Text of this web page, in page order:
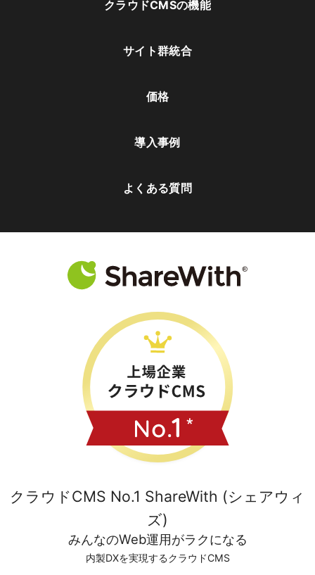
クラウドCMSの機能
サイト群統合
価格
導入事例
よくある質問
クラウドCMS No.1 ShareWith (シェアウィ
ズ)
みんなのWeb運用がラクになる
内製DXを実現するクラウドCMS